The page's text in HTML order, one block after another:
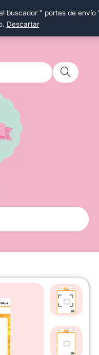
buscador " portes de envío
Descartar